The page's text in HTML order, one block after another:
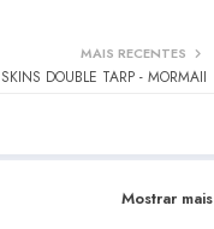
MAIS RECENTES
SKINS DOUBLE TARP - MORMAII
Mostrar mais